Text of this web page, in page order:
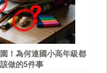
！為何連國小高年級都
做的5件事